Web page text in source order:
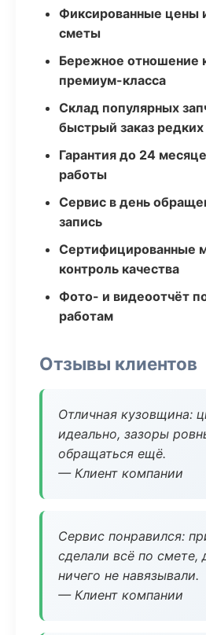
Фиксированные цены
сметы
Бережное отношение
премиум-класса
Склад популярных
быстрый заказ редких
Гарантия до 24
работы
Сервис в день
запись
Сертифицированные
контроль качества
Фото- и видеоотчёт
работам
Отзывы клиентов
Отличная кузовщина:
идеально, зазоры
обращаться ещё.
— Клиент компании
Сервис понравился:
сделали всё по смете,
ничего не навязывали.
— Клиент компании